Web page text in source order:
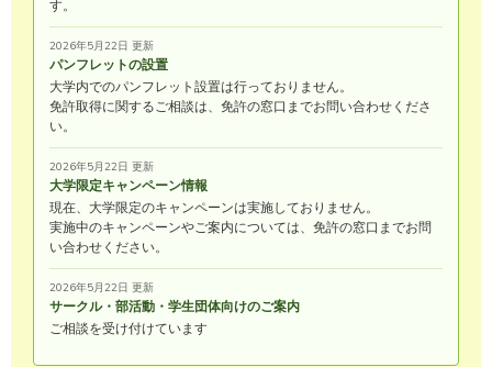
す。
2026年5月22日 更新
パンフレットの設置
大学内でのパンフレット設置は行っておりません。
免許取得に関するご相談は、免許の窓口までお問い合わせくださ
い。
2026年5月22日 更新
大学限定キャンペーン情報
現在、大学限定のキャンペーンは実施しておりません。
実施中のキャンペーンやご案内については、免許の窓口までお問
い合わせください。
2026年5月22日 更新
サークル・部活動・学生団体向けのご案内
ご相談を受け付けています